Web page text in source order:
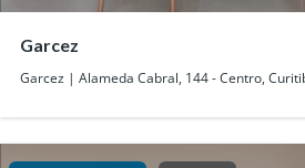
Garcez
Garcez | Alameda Cabral, 144 - Centro,